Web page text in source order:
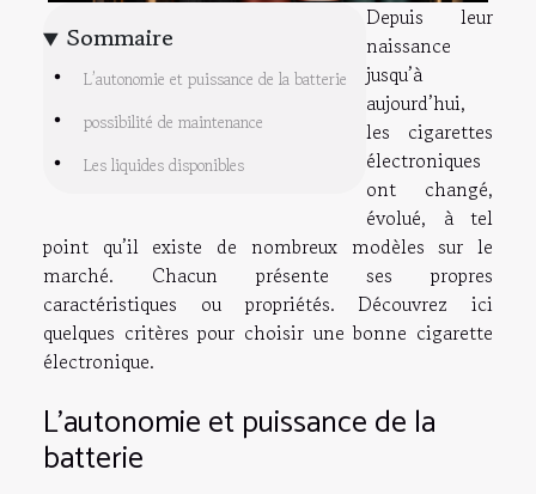
Sommaire
L’autonomie et puissance de la batterie
possibilité de maintenance
Les liquides disponibles
Depuis leur
naissance
jusqu’à
aujourd’hui,
les cigarettes
électroniques
ont changé,
évolué, à tel
point qu’il existe de nombreux modèles sur le
marché. Chacun présente ses propres
caractéristiques ou propriétés. Découvrez ici
quelques critères pour choisir une bonne cigarette
électronique.
L’autonomie et puissance de la
batterie